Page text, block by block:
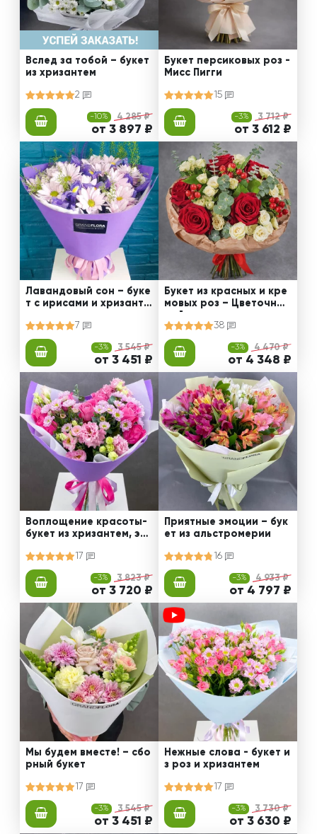
Вслед за тобой – букет
из хризантем
2
-10% 4 285 ₽
от 3 897 ₽
Букет персиковых роз -
Мисс Пигги
15
-3% 3 712 ₽
от 3 612 ₽
Лавандовый сон – буке
т с ирисами и хризанте
7
-3% 3 545 ₽
от 3 451 ₽
Букет из красных и кре
мовых роз – Цветочный
38
-3% 4 470 ₽
от 4 348 ₽
Воплощение красоты-
букет из хризантем, эус
17
-3% 3 823 ₽
от 3 720 ₽
Приятные эмоции – бук
ет из альстромерии
16
-3% 4 933 ₽
от 4 797 ₽
Мы будем вместе! – сбо
рный букет
17
-3% 3 545 ₽
от 3 451 ₽
Нежные слова - букет и
з роз и хризантем
17
-3% 3 730 ₽
от 3 630 ₽